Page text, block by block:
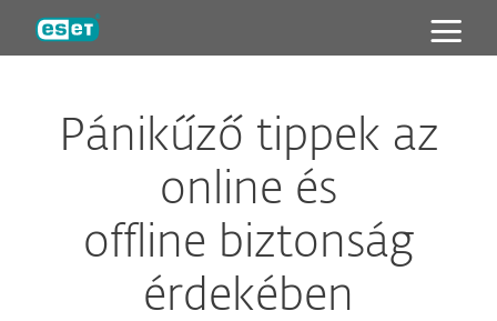
Pánikűző tippek az
online és
offline biztonság
érdekében
ESET